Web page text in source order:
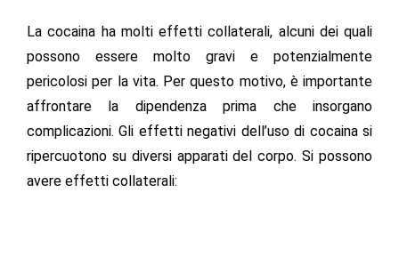
La cocaina ha molti effetti collaterali, alcuni dei quali
possono essere molto gravi e potenzialmente
pericolosi per la vita. Per questo motivo, è importante
affrontare la dipendenza prima che insorgano
complicazioni. Gli effetti negativi dell’uso di cocaina si
ripercuotono su diversi apparati del corpo. Si possono
avere effetti collaterali: